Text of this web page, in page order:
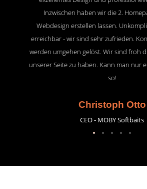
Inzwischen haben wir die 2.
Webdesign erstellen lassen.
erreichbar - wir sind sehr zufrieden.
werden umgehen gelöst. Wir sind froh
unserer Seite zu haben. Kann man nur
so!
Christoph Otto
CEO - MOBY Softbaits